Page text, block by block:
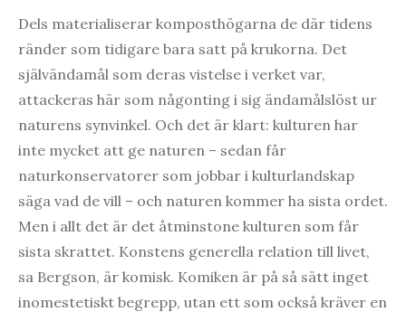
Dels materialiserar komposthögarna de där tidens
ränder som tidigare bara satt på krukorna. Det
självändamål som deras vistelse i verket var,
attackeras här som någonting i sig ändamålslöst ur
naturens synvinkel. Och det är klart: kulturen har
inte mycket att ge naturen – sedan får
naturkonservatorer som jobbar i kulturlandskap
säga vad de vill – och naturen kommer ha sista ordet.
Men i allt det är det åtminstone kulturen som får
sista skrattet. Konstens generella relation till livet,
sa Bergson, är komisk. Komiken är på så sätt inget
inomestetiskt begrepp, utan ett som också kräver en